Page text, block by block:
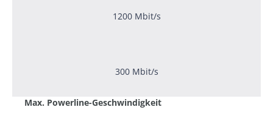
1200 Mbit/s
300 Mbit/s
Max. Powerline-Geschwindigkeit